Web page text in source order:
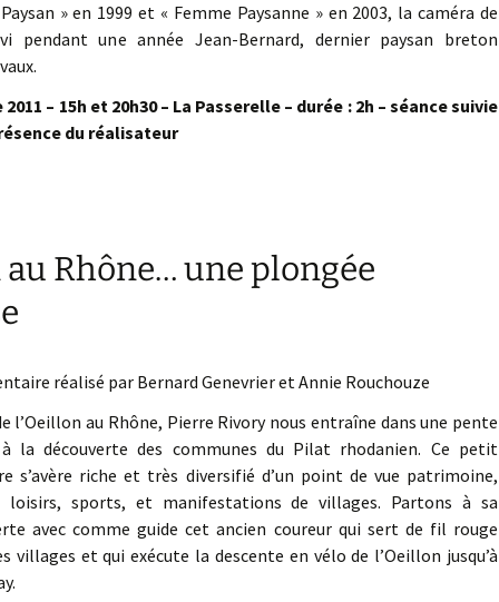
» en 1999 et « Femme Paysanne » en 2003, la caméra de
pendant une année Jean-Bernard, dernier paysan breton
– 15h et 20h30 – La Passerelle – durée : 2h – séance suivie
du réalisateur
au Rhône… une plongée
réalisé par Bernard Genevrier et Annie Rouchouze
l’Oeillon au Rhône, Pierre Rivory nous entraîne dans une pente
la découverte des communes du Pilat rhodanien. Ce petit
s’avère riche et très diversifié d’un point de vue patrimoine,
loisirs, sports, et manifestations de villages. Partons à sa
avec comme guide cet ancien coureur qui sert de fil rouge
villages et qui exécute la descente en vélo de l’Oeillon jusqu’à